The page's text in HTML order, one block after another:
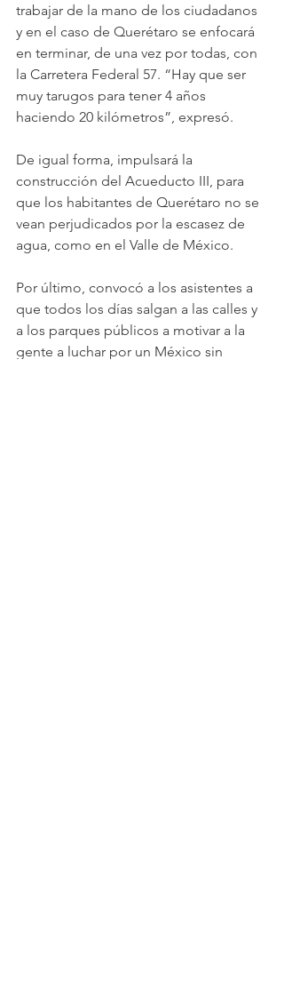
trabajar de la mano de los ciudadanos
y en el caso de Querétaro se enfocará
en terminar, de una vez por todas, con
la Carretera Federal 57. “Hay que ser
muy tarugos para tener 4 años
haciendo 20 kilómetros”, expresó.
De igual forma, impulsará la
construcción del Acueducto III, para
que los habitantes de Querétaro no se
vean perjudicados por la escasez de
agua, como en el Valle de México.
Por último, convocó a los asistentes a
que todos los días salgan a las calles y
a los parques públicos a motivar a la
gente a luchar por un México sin